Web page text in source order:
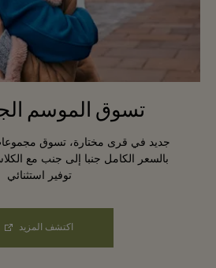
تسوق الموسم
بالسعر الكامل جنبا إلى جنب مع
توفير استثنائي
اكتشف المزيد